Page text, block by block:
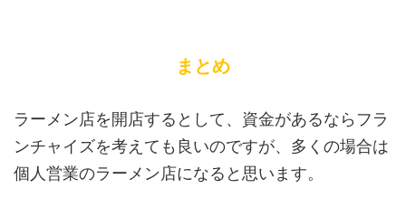
まとめ
ラーメン店を開店するとして、資金があるならフラ
ンチャイズを考えても良いのですが、多くの場合は
個人営業のラーメン店になると思います。